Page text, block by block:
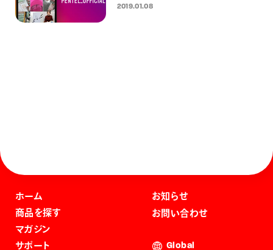
2019.01.08
ホーム
商品を探す
マガジン
サポート
お知らせ
お問い合わせ
Global